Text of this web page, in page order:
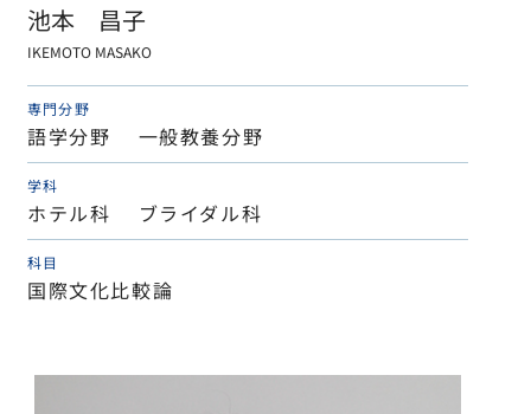
池本 昌子
IKEMOTO MASAKO
専門分野
語学分野 一般教養分野
学科
ホテル科 ブライダル科
科目
国際文化比較論